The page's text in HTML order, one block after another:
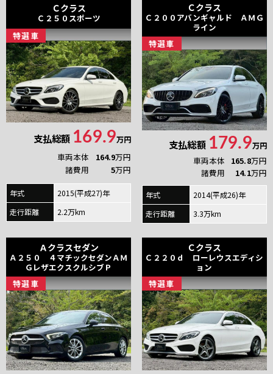
Ｃクラス
Ｃ２５０スポーツ
特選 車
支払総額 169.9万円
車両本体 164.9万円
諸費用
5万円
年式
2015(平成27)年
走行距離
2.2万km
Ｃクラス
Ｃ２００アバンギャルド ＡＭＧ
ライン
特選 車
支払総額 179.9万円
車両本体 165.8万円
諸費用
14.1万円
年式
2014(平成26)年
走行距離
3.3万km
Ａクラスセダン
Ａ２５０ ４マチックセダンＡＭ
ＧレザエクスクルシブＰ
特選 車
Ｃクラス
Ｃ２２０ｄ ローレウスエディシ
ョン
特選 車